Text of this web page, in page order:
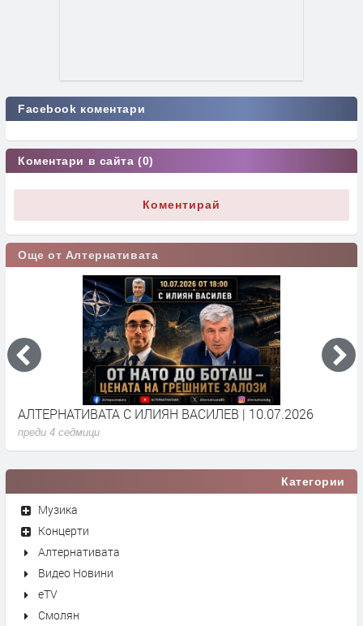
Facebook коментари
Коментари в сайта (0)
Коментирай
Още от Алтернативата
АЛТЕРНАТИВАТА С ИЛИЯН ВАСИЛЕВ | 10.07.2026
преди 4 седмици
Категории
Музика
Концерти
Алтернативата
Видео Новини
eTV
Смолян